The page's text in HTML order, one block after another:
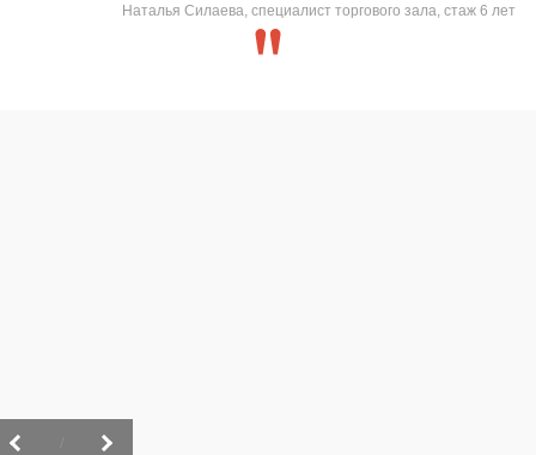
Наталья Силаева, специалист торгового зала, стаж 6 лет